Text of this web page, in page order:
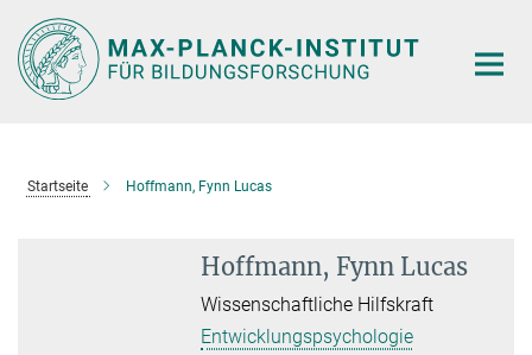
Hauptinhalt
Startseite Hoffmann, Fynn Lucas
Hoffmann, Fynn Lucas
Wissenschaftliche Hilfskraft
Entwicklungspsychologie